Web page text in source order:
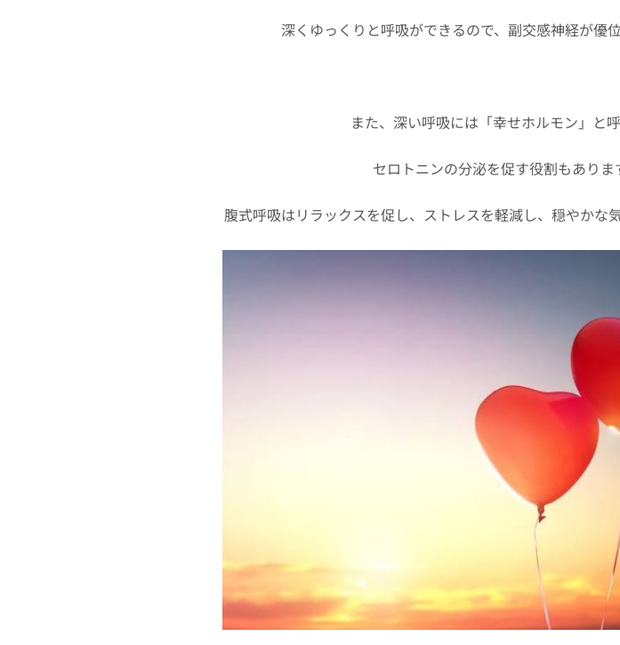
深くゆっくりと呼吸ができるので、副交感神経が優
また、深い呼吸には「幸せホルモン」と
セロトニンの分泌を促す役割もありま
腹式呼吸はリラックスを促し、ストレスを軽減し、穏やかな